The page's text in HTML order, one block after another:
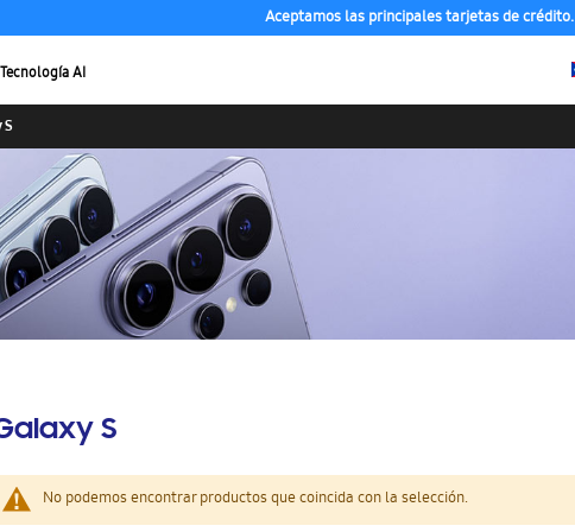
Aceptamos las principales tarjetas de crédito.
Tecnología AI
S
S
No podemos encontrar productos que coincida con la selección.